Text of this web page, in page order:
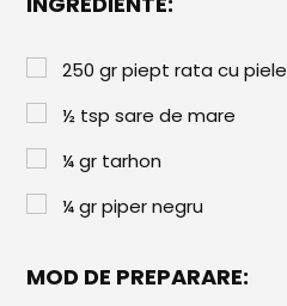
Paste & Risotto
Patiserie
Aluaturi Sărate
Pizza
250 gr piept rata cu piele
½ tsp sare de mare
¼ gr tarhon
¼ gr piper negru
MOD DE PREPARARE: